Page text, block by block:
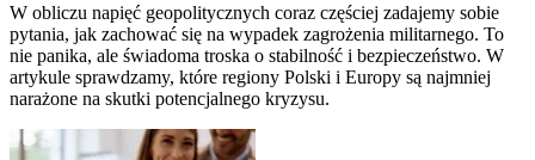
W obliczu napięć geopolitycznych coraz częściej zadajemy sobie
pytania, jak zachować się na wypadek zagrożenia militarnego. To
nie panika, ale świadoma troska o stabilność i bezpieczeństwo. W
artykule sprawdzamy, które regiony Polski i Europy są najmniej
narażone na skutki potencjalnego kryzysu.